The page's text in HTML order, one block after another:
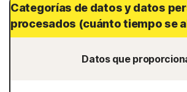
Categorías de datos y datos
procesados (cuánto tiempo se
Datos que